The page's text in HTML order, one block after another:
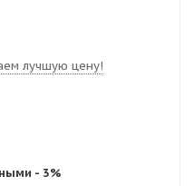
лучшую цену!
- 3%